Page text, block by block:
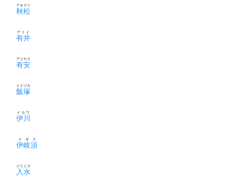
秋松
アキマツ
有井
アリイ
有安
アリヤス
飯塚
イイヅカ
伊川
イカワ
伊岐須
イギス
入水
イリミズ